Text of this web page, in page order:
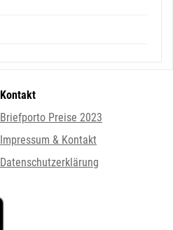
Kontakt
Briefporto Preise 2023
Impressum & Kontakt
Datenschutzerklärung